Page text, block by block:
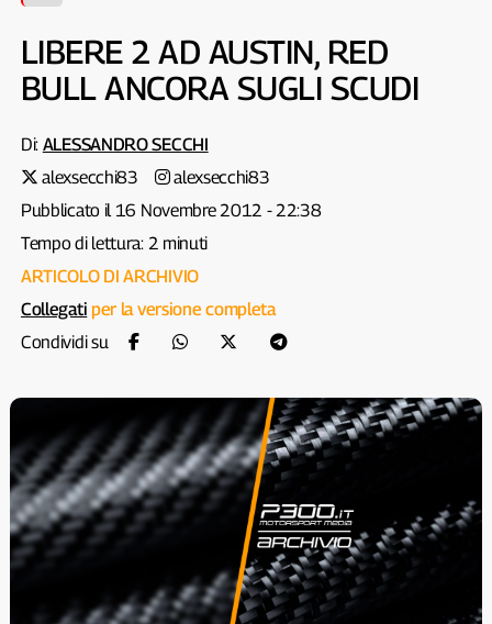
LIBERE 2 AD AUSTIN, RED
BULL ANCORA SUGLI SCUDI
Di: ALESSANDRO SECCHI
alexsecchi83
alexsecchi83
Pubblicato il 16 Novembre 2012 - 22:38
Tempo di lettura: 2 minuti
ARTICOLO DI ARCHIVIO
Collegati per la versione completa
Condividi su